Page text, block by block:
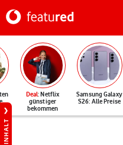
Deal: Netflix
günstiger
bekommen
Samsung Galaxy
S26: Alle Preise
INHALT